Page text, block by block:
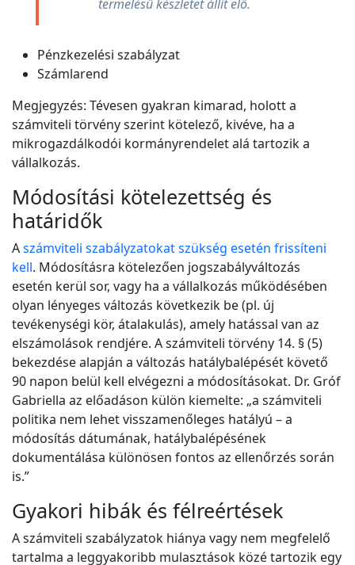
termelésű készletet állít elő.
Pénzkezelési szabályzat
Számlarend
Megjegyzés: Tévesen gyakran kimarad, holott a
számviteli törvény szerint kötelező, kivéve, ha a
mikrogazdálkodói kormányrendelet alá tartozik a
vállalkozás.
Módosítási kötelezettség és
határidők
Aszámviteli szabályzatokat szükség esetén frissíteni
kell. Módosításra kötelezően jogszabályváltozás
esetén kerül sor, vagy ha a vállalkozás működésében
olyan lényeges változás következik be (pl. új
tevékenységi kör, átalakulás), amely hatással van az
elszámolások rendjére. A számviteli törvény 14. § (5)
bekezdése alapján a változás hatálybalépését követő
90 napon belül kell elvégezni a módosításokat. Dr. Gróf
Gabriella az előadáson külön kiemelte: „a számviteli
politika nem lehet visszamenőleges hatályú – a
módosítás dátumának, hatálybalépésének
dokumentálása különösen fontos az ellenőrzés során
is.”
Gyakori hibák és félreértések
A számviteli szabályzatok hiánya vagy nem megfelelő
tartalma a leggyakoribb mulasztások közé tartozik egy